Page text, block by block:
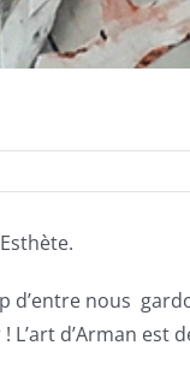
d’entre nous
d’Arman est